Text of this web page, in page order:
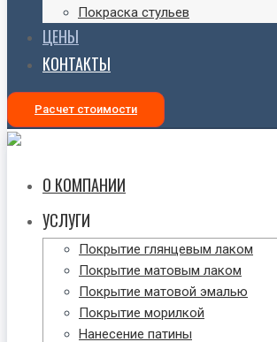
Покраска стульев
ЦЕНЫ
КОНТАКТЫ
Расчет стоимости
О КОМПАНИИ
УСЛУГИ
Покрытие глянцевым лаком
Покрытие матовым лаком
Покрытие матовой эмалью
Покрытие морилкой
Нанесение патины